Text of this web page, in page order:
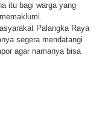
itu bagi warga yang
Palangka Raya
segera mendatangi
agar namanya bisa